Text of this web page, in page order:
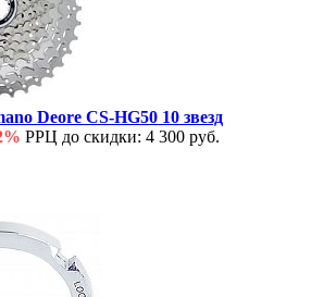
Deore CS-HG50 10 звезд
РРЦ до скидки: 4 300 руб.